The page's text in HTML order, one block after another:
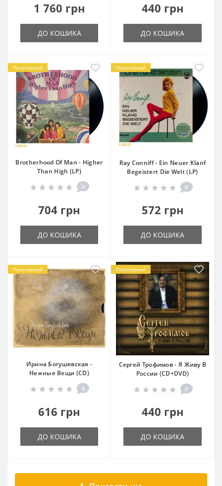
1 760 грн
ДО КОШИКА
440 грн
ДО КОШИКА
Популярний
Brotherhood Of Man - Higher
Than High (LP)
0
704 грн
ДО КОШИКА
Популярний
Ray Conniff - Ein Neuer Klanf
Begeistert Die Welt (LP)
0
572 грн
ДО КОШИКА
Популярний
Ирина Богушевская -
Нежные Вещи (CD)
0
616 грн
ДО КОШИКА
Популярний
Сергей Трофимов - Я Живу В
России (CD+DVD)
0
440 грн
ДО КОШИКА